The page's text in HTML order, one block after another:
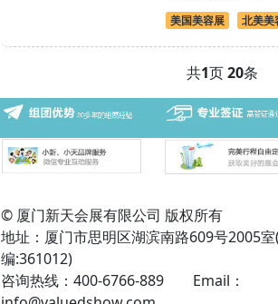
美国美容展 北美美
共1页20条
© 厦门新天会展有限公司 版权所有
地址：厦门市思明区湖滨南路609号2005
编:361012)
咨询热线：400-6766-889 Email：